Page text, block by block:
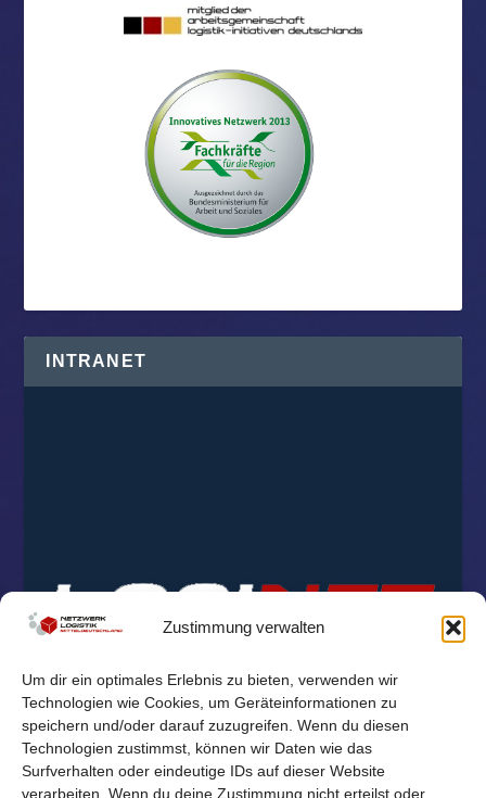
Zustimmung verwalten
Um dir ein optimales Erlebnis zu bieten, verwenden wir
Technologien wie Cookies, um Geräteinformationen zu
speichern und/oder darauf zuzugreifen. Wenn du diesen
Technologien zustimmst, können wir Daten wie das
Surfverhalten oder eindeutige IDs auf dieser Website
verarbeiten. Wenn du deine Zustimmung nicht erteilst oder
INTRANET